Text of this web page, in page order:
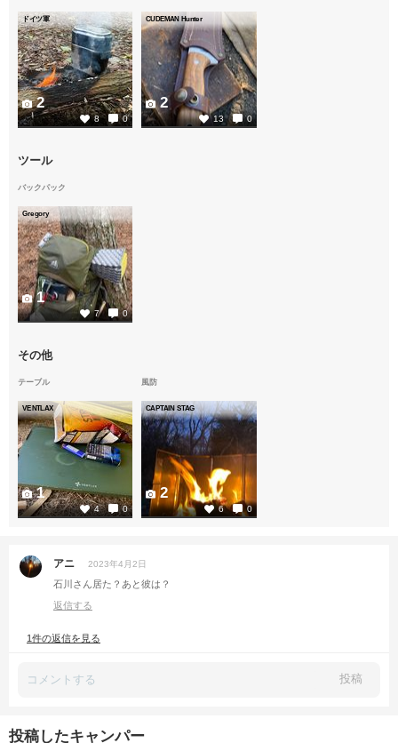
ドイツ軍
8 0
2
CUDEMAN Hunter
13 0
2
ツール
バックパック
Gregory
7 0
1
その他
テーブル
VENTLAX
4 0
1
風防
CAPTAIN STAG
6 0
2
アニ 2023年4月2日
石川さん居た？あと彼は？
返信する
1件の返信を見る
投稿
投稿したキャンパー